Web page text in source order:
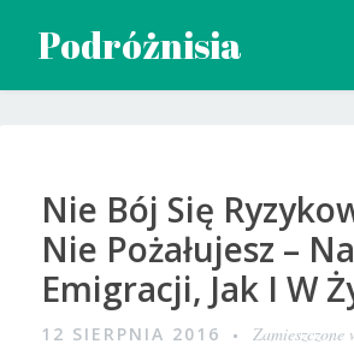
treści
Podróżnisia
Nie Bój Się
Nie Pożałujesz – Na
Emigracji, Jak I W
12 SIERPNIA 2016
Zamieszczone